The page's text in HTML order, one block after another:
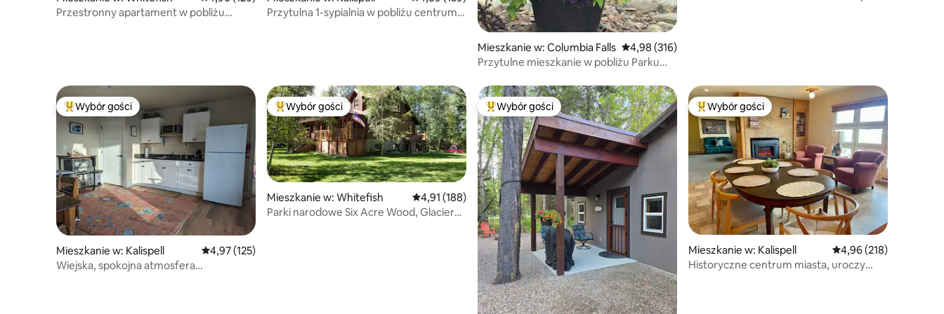
Przestronny apartament w pobliżu
Przytulna 1-sypialnia w pobliżu centrum
Mieszkanie w: Columbia Falls Średnia ocena: 4,98 na 5, liczba recenzji: 316
4,98 (316)
Przytulne mieszkanie w pobliżu Parku
Najpopularniejsze z kategorii Wybór gości
Wybór gości
Mieszkanie w: Kalispell Średnia ocena: 4,97 na 5, liczba recenzji: 125
4,97 (125)
Wiejska, spokojna atmosfera
Najpopularniejsze z kategorii Wybór gości
Wybór gości
Mieszkanie w: Whitefish Średnia ocena: 4,91 na 5, liczba recenzji: 188
4,91 (188)
Parki narodowe Six Acre Wood, Glacier
Najpopularniejsze z kategorii Wybór gości
Wybór gości Najpopularniejsze z kategorii Wybór gości
Wybór gości
Mieszkanie w: Kalispell Średnia ocena: 4,96
4,96 (218)
Historyczne centrum miasta, uroczy